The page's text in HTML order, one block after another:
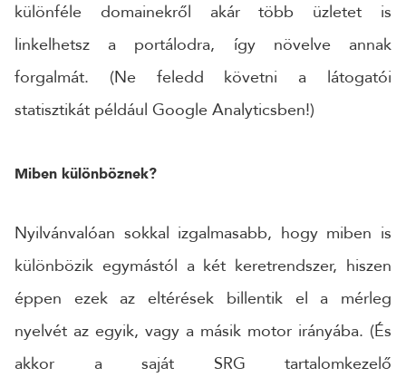
különféle domainekről akár több üzletet is
linkelhetsz a portálodra, így növelve annak
forgalmát. (Ne feledd követni a látogatói
statisztikát például Google Analyticsben!)
Miben különböznek?
Nyilvánvalóan sokkal izgalmasabb, hogy miben is
különbözik egymástól a két keretrendszer, hiszen
éppen ezek az eltérések billentik el a mérleg
nyelvét az egyik, vagy a másik motor irányába. (És
akkor a saját SRG tartalomkezelő